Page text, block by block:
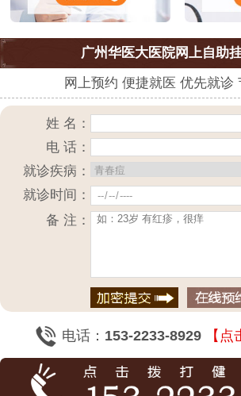
广州华医大医院网上自助
网上预约 便捷就医 优先就诊
姓 名：
电 话：
就诊疾病：
就诊时间：
备 注：
电话： 153-2233-8929 【